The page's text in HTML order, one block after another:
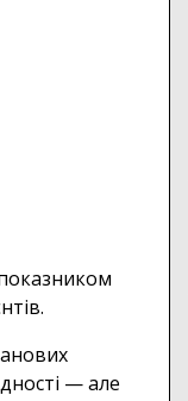
— але